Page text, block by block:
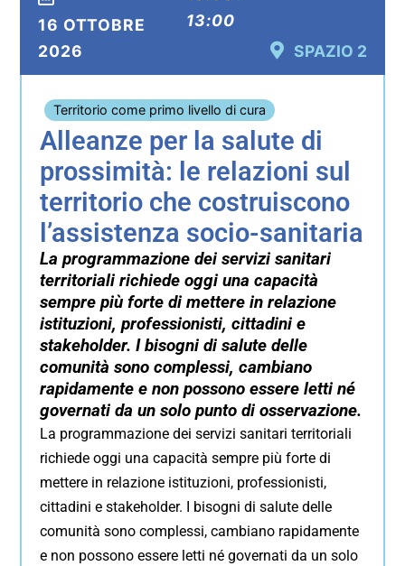
16 OTTOBRE
2026
13:00
SPAZIO 2
Territorio come primo livello di cura
Alleanze per la salute di
prossimità: le relazioni sul
territorio che costruiscono
l’assistenza socio-sanitaria
La programmazione dei servizi sanitari
territoriali richiede oggi una capacità
sempre più forte di mettere in relazione
istituzioni, professionisti, cittadini e
stakeholder. I bisogni di salute delle
comunità sono complessi, cambiano
rapidamente e non possono essere letti né
governati da un solo punto di osservazione.
La programmazione dei servizi sanitari territoriali
richiede oggi una capacità sempre più forte di
mettere in relazione istituzioni, professionisti,
cittadini e stakeholder. I bisogni di salute delle
comunità sono complessi, cambiano rapidamente
e non possono essere letti né governati da un solo